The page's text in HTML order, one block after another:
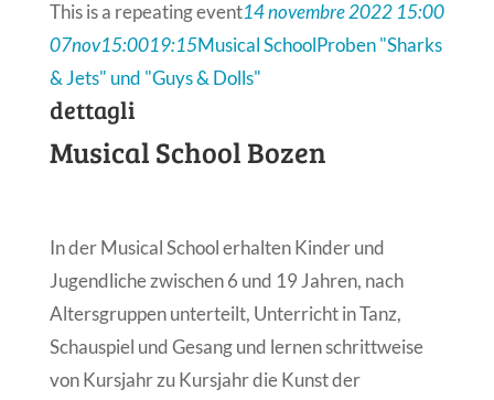
This is a repeating event14 novembre 2022 15:00
07nov15:0019:15Musical SchoolProben "Sharks
& Jets" und "Guys & Dolls"
dettagli
Musical School Bozen
In der Musical School erhalten Kinder und
Jugendliche zwischen 6 und 19 Jahren, nach
Altersgruppen unterteilt, Unterricht in Tanz,
Schauspiel und Gesang und lernen schrittweise
von Kursjahr zu Kursjahr die Kunst der